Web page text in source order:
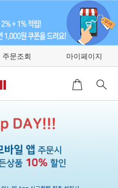
주문조회 마이페이지